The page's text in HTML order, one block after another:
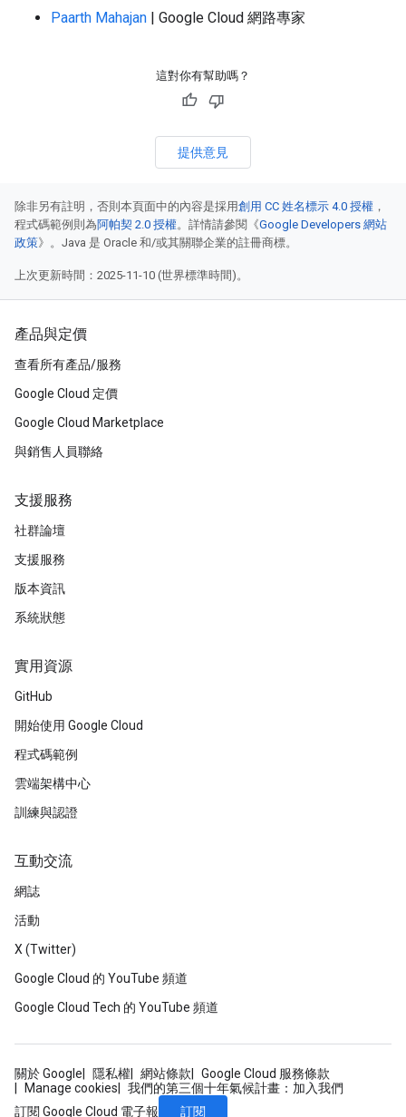
Paarth Mahajan | Google Cloud 網路專家
這對你有幫助嗎？
提供意見
除非另有註明，否則本頁面中的內容是採用創用 CC 姓名標示 4.0 授權 ，
程式碼範例則為阿帕契 2.0 授權。詳情請參閱《Google Developers 網站
政策》。Java 是 Oracle 和/或其關聯企業的註冊商標。
上次更新時間：2025-11-10 (世界標準時間)。
產品與定價
查看所有產品/服務
Google Cloud 定價
Google Cloud Marketplace
與銷售人員聯絡
支援服務
社群論壇
支援服務
版本資訊
系統狀態
實用資源
GitHub
開始使用 Google Cloud
程式碼範例
雲端架構中心
訓練與認證
互動交流
網誌
活動
X (Twitter)
Google Cloud 的 YouTube 頻道
Google Cloud Tech 的 YouTube 頻道
關於 Google 隱私權 網站條款
Google Cloud 服務條款
Manage cookies
我們的第三個十年氣候計畫：加入我們
訂閱 Google Cloud 電子報
訂閱